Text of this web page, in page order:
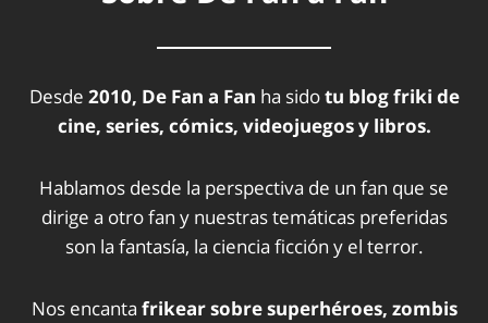
Desde 2010, De Fan a Fan ha sidotu blog friki de
cine, series, cómics, videojuegos y libros.
Hablamos desde la perspectiva de un fan que se
dirige a otro fan y nuestras temáticas preferidas
son la fantasía, la ciencia ficción y el terror.
Nos encanta frikear sobre superhéroes, zombis